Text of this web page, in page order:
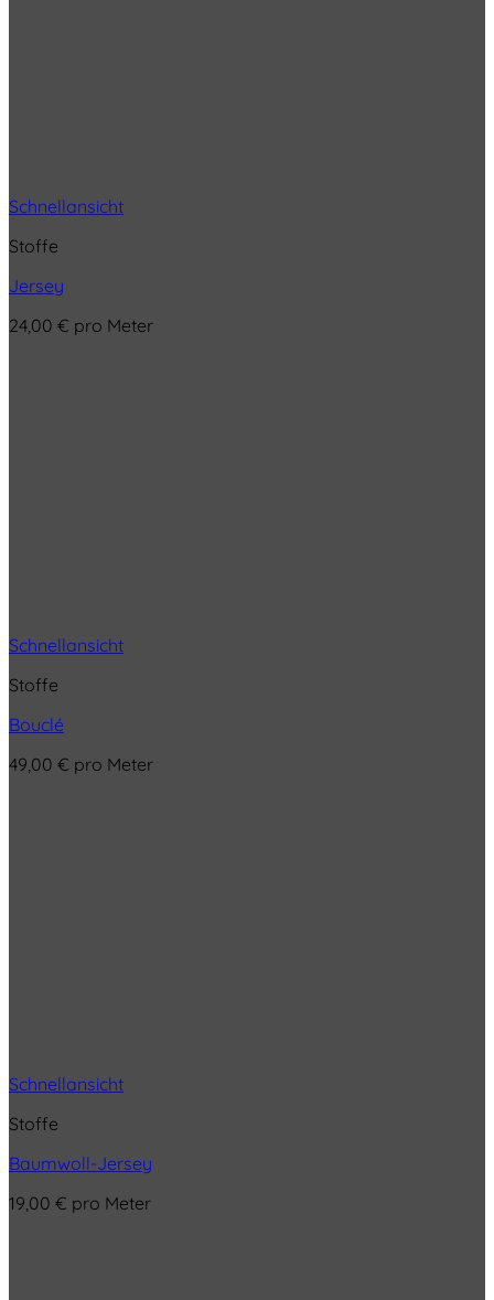
Schnellansicht
Stoffe
Jersey
24,00 € pro Meter
Schnellansicht
Stoffe
Bouclé
49,00 € pro Meter
Schnellansicht
Stoffe
Baumwoll-Jersey
19,00 € pro Meter